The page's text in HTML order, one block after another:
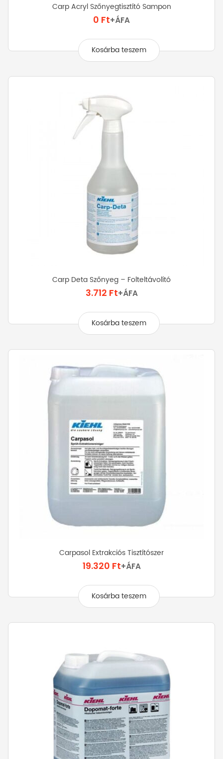
Carp Acryl Szőnyegtisztító Sampon
0 Ft+ÁFA
Kosárba teszem
Carp Deta Szőnyeg – Folteltávolító
3.712 Ft+ÁFA
Kosárba teszem
Carpasol Extrakciós Tisztítószer
19.320 Ft+ÁFA
Kosárba teszem